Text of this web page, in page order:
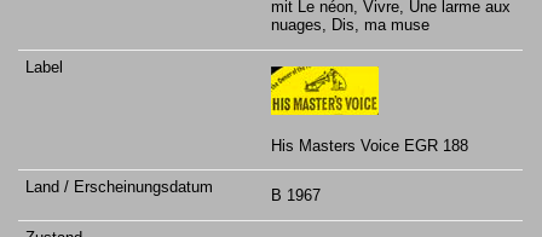
mit Le néon, Vivre, Une larme aux
nuages, Dis, ma muse
His Masters Voice EGR 188
B 1967